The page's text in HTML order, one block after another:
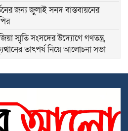
জন্য জুলাই সনদ বাস্তবায়নের
স্মৃতি সংসদের উদ্যোগে গণতন্ত্র,
তাৎপর্য নিয়ে আলোচনা সভা
সিগারেট উদ্ধার এবং কুমিল্লা হতে
গাঁজা’সহ ১ জন মাদক ব্যবসায়ী
আড়ালে মহাখালী সাততলা ফাঁড়িতে